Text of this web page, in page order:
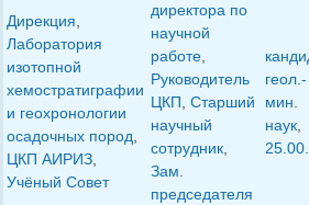
Дирекция,
Лаборатория
изотопной
хемостратиграфии
и геохронологии
осадочных пород,
ЦКП АИРИЗ,
Учёный Совет
директора по
научной
работе,
Руководитель
ЦКП, Старший
научный
сотрудник,
Зам.
председателя
геол.-
мин.
наук,